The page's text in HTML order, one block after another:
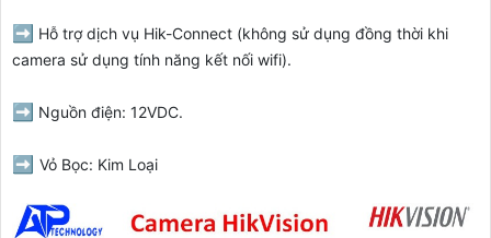
➡️ Hỗ trợ dịch vụ Hik-Connect (không sử dụng đồng thời khi
camera sử dụng tính năng kết nối wifi).
➡️ Nguồn điện: 12VDC.
➡️ Vỏ Bọc: Kim Loại